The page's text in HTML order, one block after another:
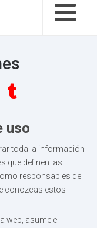
uso
toda la información
que definen las
responsables de
conozcas estos
web, asume el